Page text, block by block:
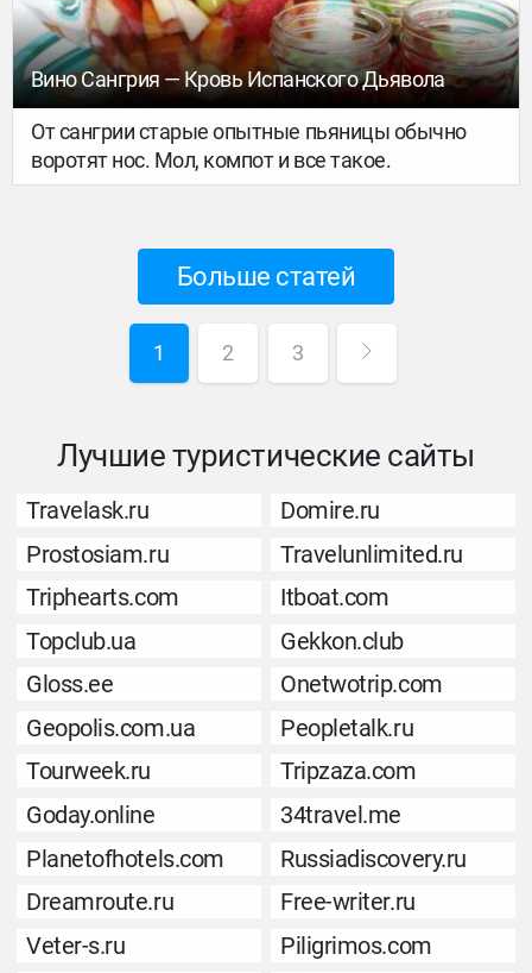
Вино Сангрия — Кровь Испанского Дьявола
От сангрии старые опытные пьяницы обычно
воротят нос. Мол, компот и все такое.
Больше статей
1 2 3
Лучшие туристические сайты
Travelask.ru
Domire.ru
Prostosiam.ru
Travelunlimited.ru
Triphearts.com
Itboat.com
Topclub.ua
Gekkon.club
Gloss.ee
Onetwotrip.com
Geopolis.com.ua
Peopletalk.ru
Tourweek.ru
Tripzaza.com
Goday.online
34travel.me
Planetofhotels.com
Russiadiscovery.ru
Dreamroute.ru
Free-writer.ru
Veter-s.ru
Piligrimos.com